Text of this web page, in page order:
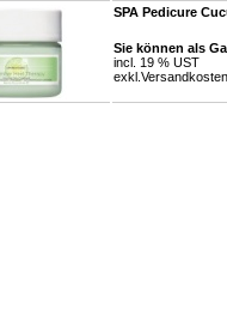
SPA Pedicure
Sie können als
incl. 19 % UST
exkl. Versandkosten